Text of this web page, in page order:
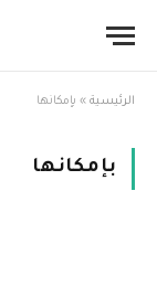
الرئيسية » بإمكانها
بإمكانها